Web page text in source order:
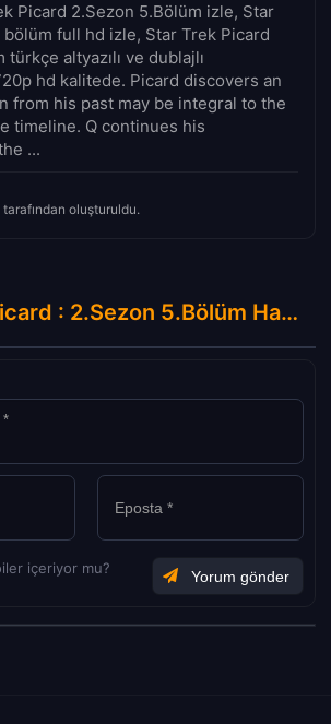
Picard 2.Sezon 5.Bölüm izle, Star
full hd izle, Star Trek Picard
altyazılı ve dublajlı
hd kalitede. Picard discovers an
from his past may be integral to the
timeline. Q continues his
...
tarafından oluşturuldu.
Star Trek Picard : 2.Sezon 5.Bölüm Hakkında Yorumlar
içeriyor mu?